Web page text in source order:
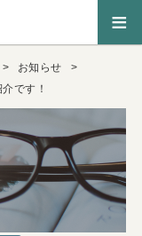
≡
お知らせ
です！